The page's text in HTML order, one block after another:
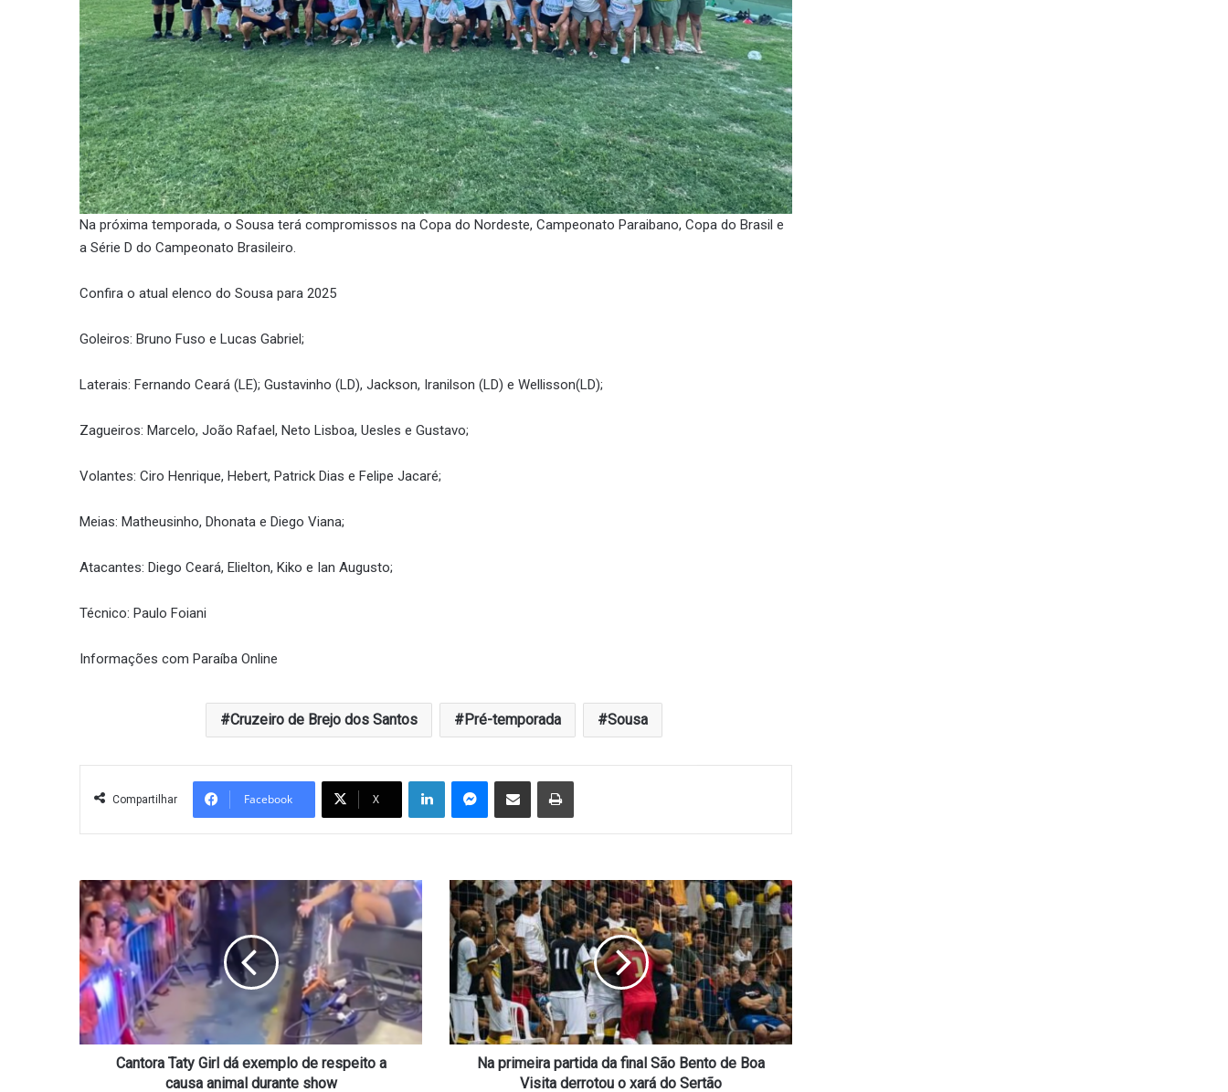
Na próxima temporada, o Sousa terá compromissos na Copa do Nordeste, Campeonato Paraibano, Copa do Brasil e
a Série D do Campeonato Brasileiro.
Confira o atual elenco do Sousa para 2025
Goleiros: Bruno Fuso e Lucas Gabriel;
Laterais: Fernando Ceará (LE); Gustavinho (LD), Jackson, Iranilson (LD) e Wellisson(LD);
Zagueiros: Marcelo, João Rafael, Neto Lisboa, Uesles e Gustavo;
Volantes: Ciro Henrique, Hebert, Patrick Dias e Felipe Jacaré;
Meias: Matheusinho, Dhonata e Diego Viana;
Atacantes: Diego Ceará, Elielton, Kiko e Ian Augusto;
Técnico: Paulo Foiani
Informações com Paraíba Online
Cruzeiro de Brejo dos Santos Pré-temporada Sousa
Compartilhar Facebook X
LinkedinMessenger
Compartilhar via e-mail Imprimir
Cantora
Taty
Girl
dá
exemplo
de
respeito
a
causa
Cantora Taty Girl dá exemplo de respeito a
causa animal durante show
Na
primeira
partida
da
final
São
Bento
de
Boa
Na primeira partida da final São Bento de Boa
Visita derrotou o xará do Sertão